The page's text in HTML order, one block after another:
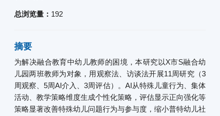
总浏览量： 192
摘要
为解决融合教育中幼儿教师的困境，本研究以X市S融合幼
儿园两班教师为对象，用观察法、访谈法开展11周研究（3
周观察、5周AI介入、3周评估）。AI从特殊儿童行为、集体
活动、教学策略维度生成个性化策略，评估显示正向强化等
策略显著改善特殊幼儿问题行为与参与度，缩小普特幼儿社